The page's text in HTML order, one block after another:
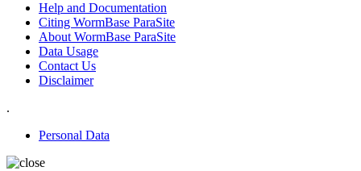
Help and Documentation
Citing WormBase ParaSite
About WormBase ParaSite
Data Usage
Contact Us
Disclaimer
.
Personal Data